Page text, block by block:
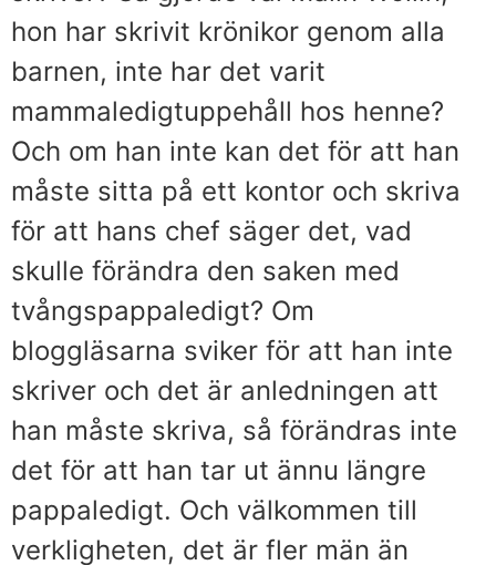
hon har skrivit krönikor genom alla
barnen, inte har det varit
mammaledigtuppehåll hos henne?
Och om han inte kan det för att han
måste sitta på ett kontor och skriva
för att hans chef säger det, vad
skulle förändra den saken med
tvångspappaledigt? Om
bloggläsarna sviker för att han inte
skriver och det är anledningen att
han måste skriva, så förändras inte
det för att han tar ut ännu längre
pappaledigt. Och välkommen till
verkligheten, det är fler män än